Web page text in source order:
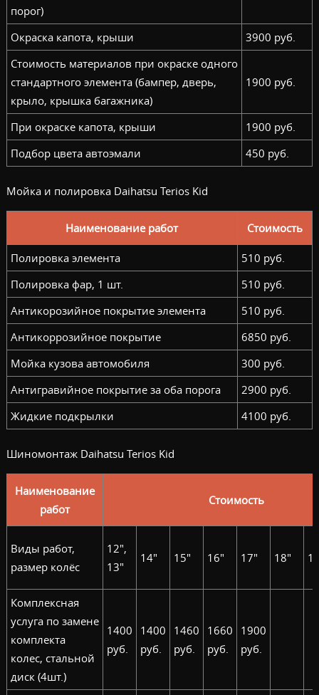
порог)
Окраска капота, крыши
3900 руб.
Стоимость материалов при окраске одного
стандартного элемента (бампер, дверь,
крыло, крышка багажника)
1900 руб.
При окраске капота, крыши
1900 руб.
Подбор цвета автоэмали
450 руб.
Мойка и полировка Daihatsu Terios Kid
Наименование работ Стоимость
Полировка элемента
510 руб.
Полировка фар, 1 шт.
510 руб.
Антикорозийное покрытие элемента
510 руб.
Антикоррозийное покрытие
6850 руб.
Мойка кузова автомобиля
300 руб.
Антигравийное покрытие за оба порога
2900 руб.
Жидкие подкрылки
4100 руб.
Шиномонтаж Daihatsu Terios Kid
Наименование
работ
Стоимость
Виды работ,
размер колёс
12",
13"
14" 15" 16" 17" 18"
Комплексная
услуга по замене
комплекта
колес, стальной
диск (4шт.)
1400
руб.
1400
руб.
1460
руб.
1660
руб.
1900
руб.